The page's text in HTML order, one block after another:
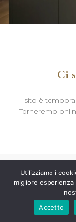
Ci
Il sito è
Torneremo
Utilizziamo i
migliore
Accetto